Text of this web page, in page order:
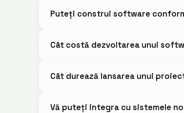
Puteți construi software conform
Cât costă dezvoltarea unui
Cât durează lansarea unui
Vă puteți integra cu sistemele